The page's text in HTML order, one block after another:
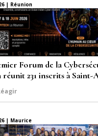
| Réunion
Forum de la
réunit 231 inscrits à Saint-
| Maurice